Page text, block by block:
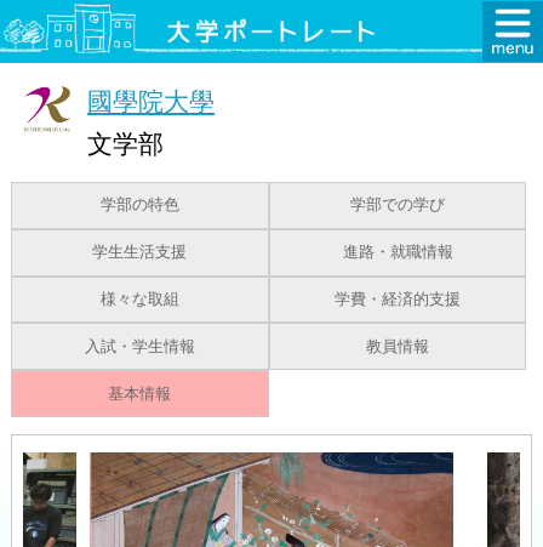
國學院大學
文学部
学部の特色 学部での学び
学生生活支援 進路・就職情報
様々な取組 学費・経済的支援
入試・学生情報 教員情報
基本情報